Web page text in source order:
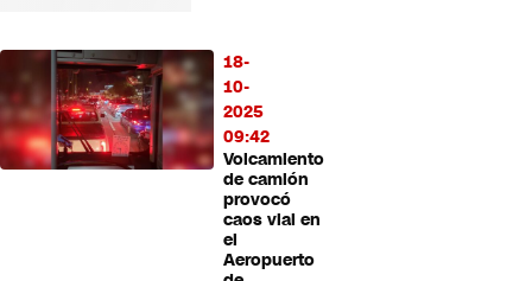
18-
10-
2025
09:42
Volcamiento
de camión
provocó
caos vial en
el
Aeropuerto